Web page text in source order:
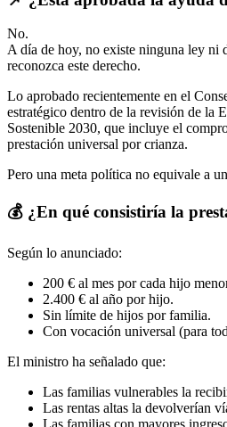
No.
A día de hoy, no existe ninguna ley ni
reconozca este derecho.
Lo aprobado recientemente en el
estratégico dentro de la revisión de la
Sostenible 2030, que incluye el
prestación universal por crianza.
Pero una meta política no equivale a
💰 ¿En qué consistiría la
Según lo anunciado:
200 € al mes por cada hijo
2.400 € al año por hijo.
Sin límite de hijos por familia.
Con vocación universal (para
El ministro ha señalado que:
Las familias vulnerables la
Las rentas altas la devolverían
Las familias con mayores